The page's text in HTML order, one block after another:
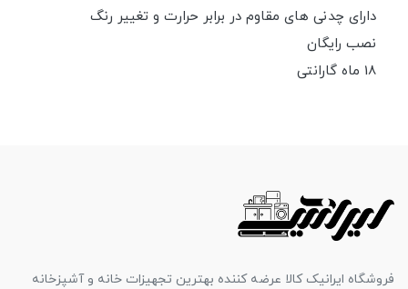
دارای چدنی های مقاوم در برابر حرارت و تغییر رنگ
نصب رایگان
18 ماه گارانتی
فروشگاه ایرانیک کالا عرضه کننده بهترین تجهیزات خانه و آشپزخانه